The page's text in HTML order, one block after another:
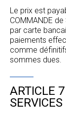
Le prix est
COMMANDE
par carte
paiements
comme
sommes dues.
ARTICLE
SERVICES